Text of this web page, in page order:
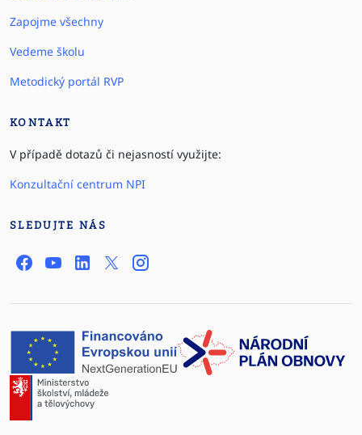
Zapojme všechny
Vedeme školu
Metodický portál RVP
KONTAKT
V případě dotazů či nejasností využijte:
Konzultační centrum NPI
SLEDUJTE NÁS